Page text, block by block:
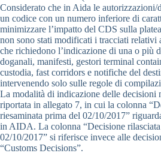
Considerato che in Aida le autorizzazioni/
un codice con un numero inferiore di
minimizzare l’impatto del CDS sulla
non sono stati modificati i tracciati relativi
che richiedono l’indicazione di una o più
doganali, manifesti, gestori terminal
custodia, fast corridors e notifiche del
intervenendo solo sulle regole di
La modalità di indicazione delle decisioni
riportata in allegato 7, in cui la colonna
riesaminata prima del 02/10/2017”
in AIDA. La colonna “Decisione rilasciata
02/10/2017” si riferisce invece alle
“Customs Decisions”.